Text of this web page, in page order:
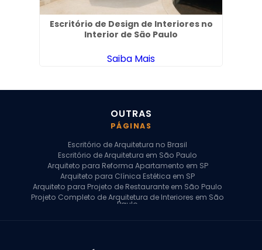
Escritório de Design de Interiores no
Interior de São Paulo
Saiba Mais
OUTRAS
PÁGINAS
Escritório de Arquitetura no Brasil
Escritório de Arquitetura em São Paulo
Arquiteto para Reforma Apartamento em SP
Arquiteto para Clínica Estética em SP
Arquiteto para Projeto de Restaurante em São Paulo
Projeto Completo de Arquitetura de Interiores em São
Paulo
Arquiteto para Projeto Comercial em São Paulo